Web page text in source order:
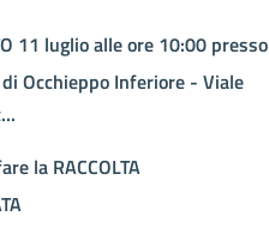
11 luglio alle ore 10:00 presso
Occhieppo Inferiore - Viale
la RACCOLTA